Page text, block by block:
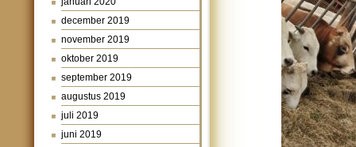
december 2019
november 2019
oktober 2019
september 2019
augustus 2019
juli 2019
juni 2019